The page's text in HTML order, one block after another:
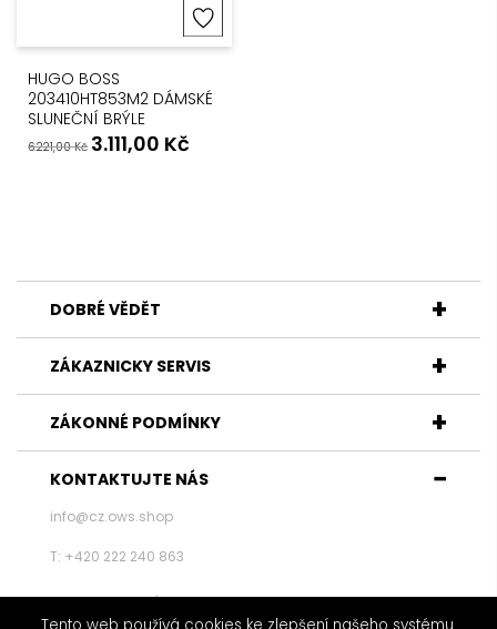
HUGO BOSS
203410HT853M2 DÁMSKÉ
SLUNEČNÍ BRÝLE
6.221,00Kč 3.111,00 Kč
DOBRÉ VĚDĚT
ZÁKAZNICKY SERVIS
ZÁKONNÉ PODMÍNKY
KONTAKTUJTE NÁS
info@cz.ows.shop
T: +420 222 240 863
KONTAKTUJTE NÁS